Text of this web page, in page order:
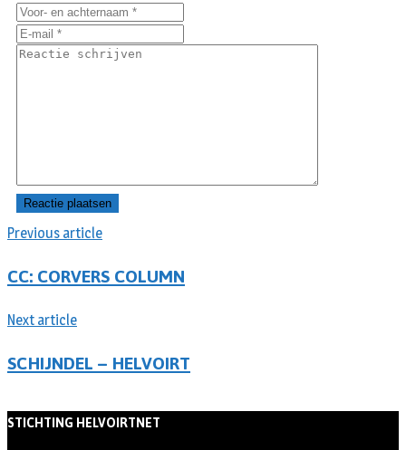
Previous article
CC: CORVERS COLUMN
Next article
SCHIJNDEL – HELVOIRT
STICHTING HELVOIRTNET